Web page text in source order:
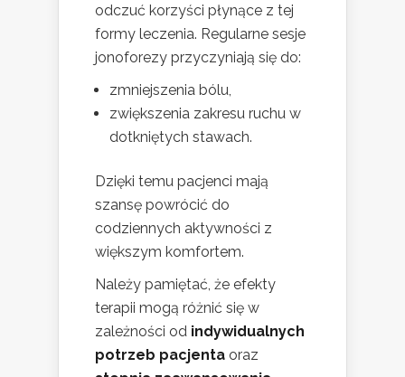
odczuć korzyści płynące z tej
formy leczenia. Regularne sesje
jonoforezy przyczyniają się do:
zmniejszenia bólu,
zwiększenia zakresu ruchu w
dotkniętych stawach.
Dzięki temu pacjenci mają
szansę powrócić do
codziennych aktywności z
większym komfortem.
Należy pamiętać, że efekty
terapii mogą różnić się w
zależności od indywidualnych
potrzeb pacjenta oraz